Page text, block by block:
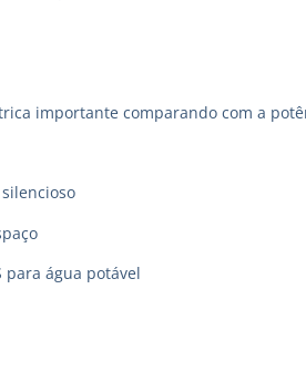
importante comparando com a
para água potável